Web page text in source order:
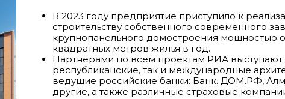
В 2023 году предприятие приступило к
строительству собственного современного
крупнопанельного домостроения мощностью
квадратных метров жилья в год.
Партнёрами по всем проектам РИА выступают
республиканские, так и международные
ведущие российские банки: Банк. ДОМ.РФ,
другие, а также различные страховые